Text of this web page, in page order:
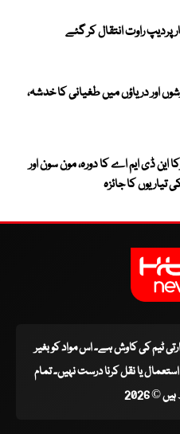
پردیپ راوت انتقال کر گئے
بارشوں اور دریاؤں میں طغیانی کا خدشہ،
ڈی ایم اے کا دورہ، مون سون اور
کا جائزہ
ٹیم کی کاوش ہے۔ اس مواد کو بغیر
یا نقل کرنا درست نہیں۔ تمام
© 2026